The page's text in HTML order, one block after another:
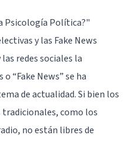
Psicología Política?"
y las Fake News
redes sociales la
“Fake News” se ha
de actualidad. Si bien los
tradicionales, como los
no están libres de